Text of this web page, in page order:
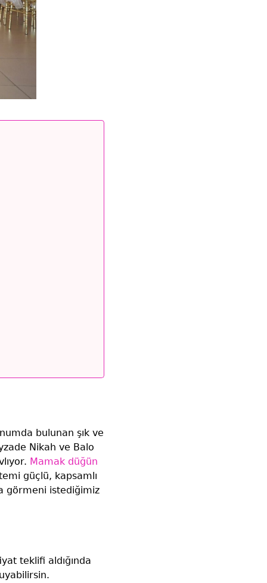
bulunan şık ve
Nikah ve Balo
Mamak düğün
güçlü, kapsamlı
görmeni istediğimiz
teklifi aldığında